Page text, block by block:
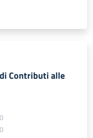
Contributi alle